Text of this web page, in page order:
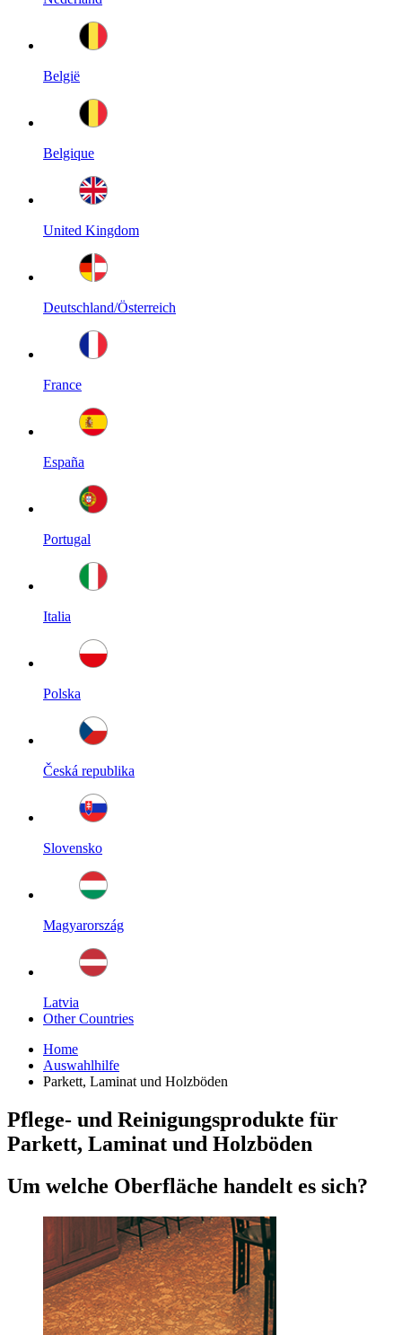
België
Belgique
United Kingdom
Deutschland/Österreich
France
España
Portugal
Italia
Polska
Česká republika
Slovensko
Magyarország
Latvia
Other Countries
Home
Auswahlhilfe
Parkett, Laminat und Holzböden
Pflege- und Reinigungsprodukte für
Parkett, Laminat und Holzböden
Um welche Oberfläche handelt es sich?